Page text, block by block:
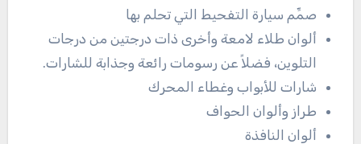
صمِّم سيارة التفحيط التي تحلم بها
ألوان طلاء لامعة وأخرى ذات درجتين من درجات
التلوين، فضلاً عن رسومات رائعة وجذابة للشارات.
شارات للأبواب وغطاء المحرك
طراز وألوان الحواف
ألوان النافذة